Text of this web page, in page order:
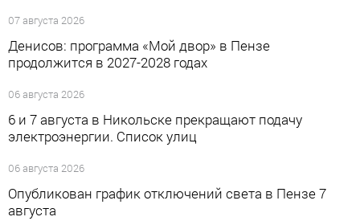
07 августа 2026
Денисов: программа «Мой двор» в Пензе
продолжится в 2027-2028 годах
06 августа 2026
6 и 7 августа в Никольске прекращают подачу
электроэнергии. Список улиц
06 августа 2026
Опубликован график отключений света в Пензе 7
августа